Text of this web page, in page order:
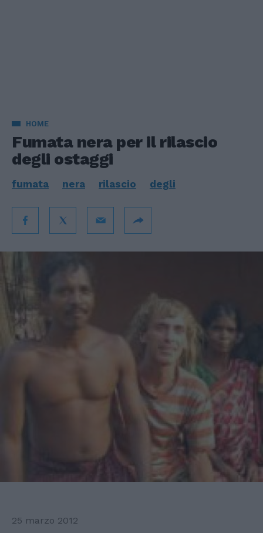
HOME
Fumata nera per il rilascio
degli ostaggi
fumata nera rilascio degli
25 marzo 2012